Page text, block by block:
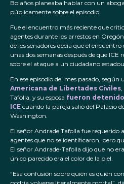
Bolaños planeaba hablar con un
públicamente sobre el episodio.
Fue el encuentro más reciente que
agentes durante los arrestos en
de los senadores decía que el
unas dos semanas después de que
sobre el ataque a un ciudadano
En ese episodio del mes pasado, según
Americana de Libertades Civiles,
Tafolla, y su esposa fueron
ICE cuando la pareja salió del Palacio
Washington.
El señor Andrade Tafolla fue
agentes que no se identificaron, pero
El señor Andrade-Tafolla dijo que no
único parecido era el color de la piel.
“Esa confusión sobre quién es quién